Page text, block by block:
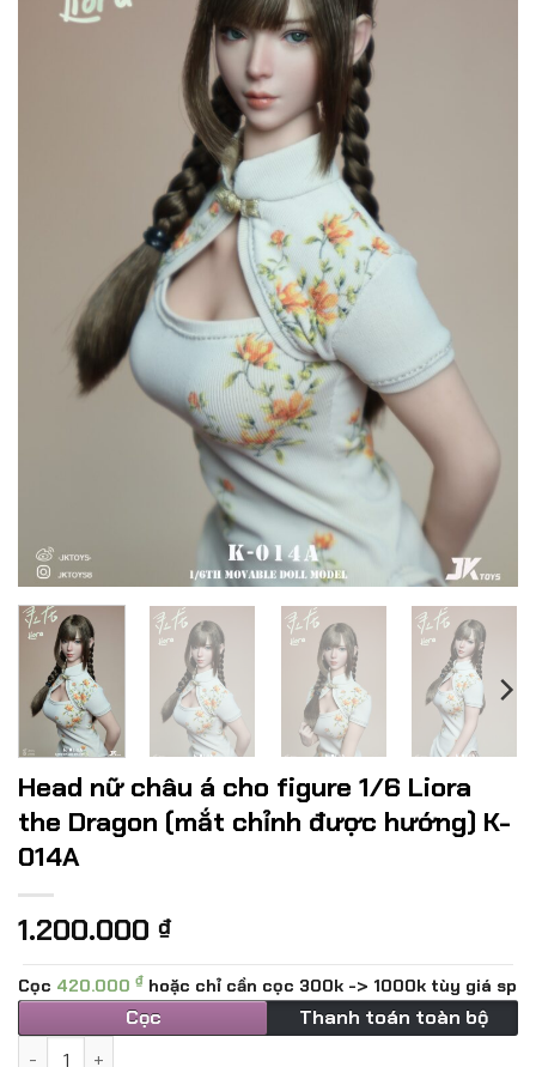
Head nữ châu á cho figure 1/6 Liora
the Dragon (mắt chỉnh được hướng) K-
014A
1.200.000 ₫
Cọc 420.000 ₫ hoặc chỉ cần cọc 300k -> 1000k tùy giá sp
Cọc Thanh toán toàn bộ